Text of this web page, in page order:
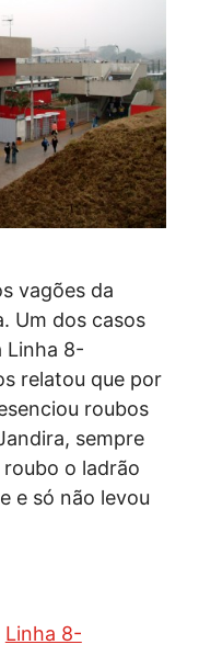
vagões da
Um dos casos
Linha 8-
relatou que por
roubos
sempre
o ladrão
e só não levou
Linha 8-